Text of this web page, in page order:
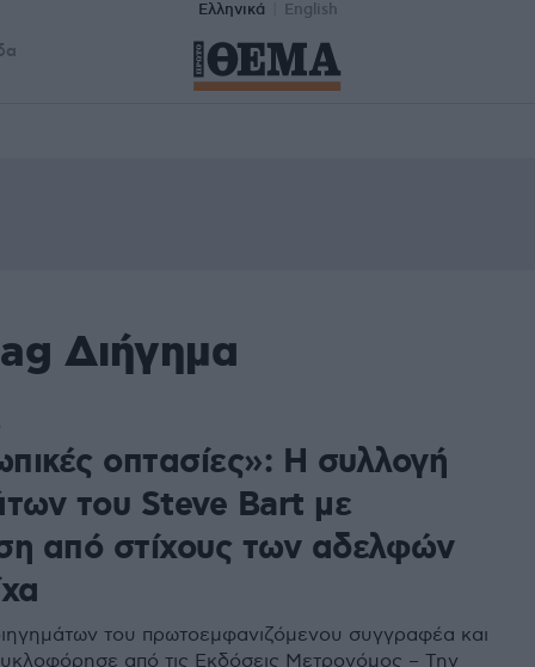
Ελληνικά English
Διήγημα
οπτασίες»: Η συλλογή
του Steve Bart με
από στίχους των αδελφών
του πρωτοεμφανιζόμενου συγγραφέα και
από τις Εκδόσεις Μετρονόμος – Την